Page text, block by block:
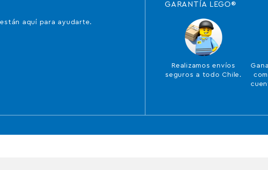
aquí para ayudarte.
GARANTÍA LEGO®
Realizamos envíos
seguros a todo Chile.